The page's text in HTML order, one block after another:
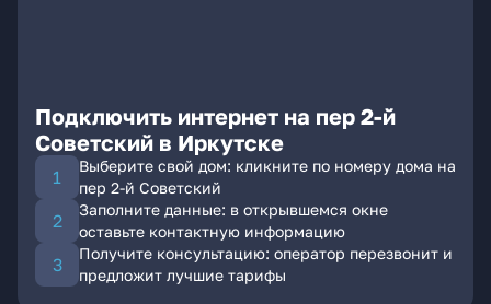
Подключить интернет на пер 2-й
Советский в Иркутске
Выберите свой дом: кликните по номеру дома на
пер 2-й Советский
Заполните данные: в открывшемся окне
оставьте контактную информацию
Получите консультацию: оператор перезвонит и
предложит лучшие тарифы